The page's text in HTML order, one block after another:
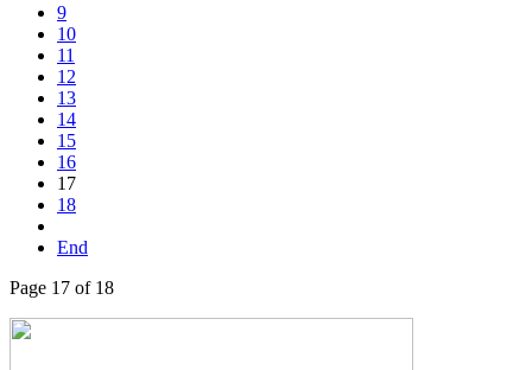
9
10
11
12
13
14
15
16
17
18
End
Page 17 of 18